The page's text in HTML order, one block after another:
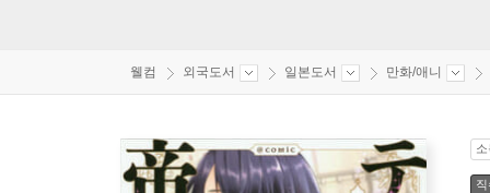
웰컴 외국도서 일본도서 만화/애니